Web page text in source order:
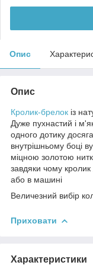
Опис
Опис
Кролик-брелок із
Дуже пухнастий і
одного дотику
внутрішньому боці
міцною золотою
завдяки чому кролик
або в машині
Величезний вибір
Приховати
Характеристики